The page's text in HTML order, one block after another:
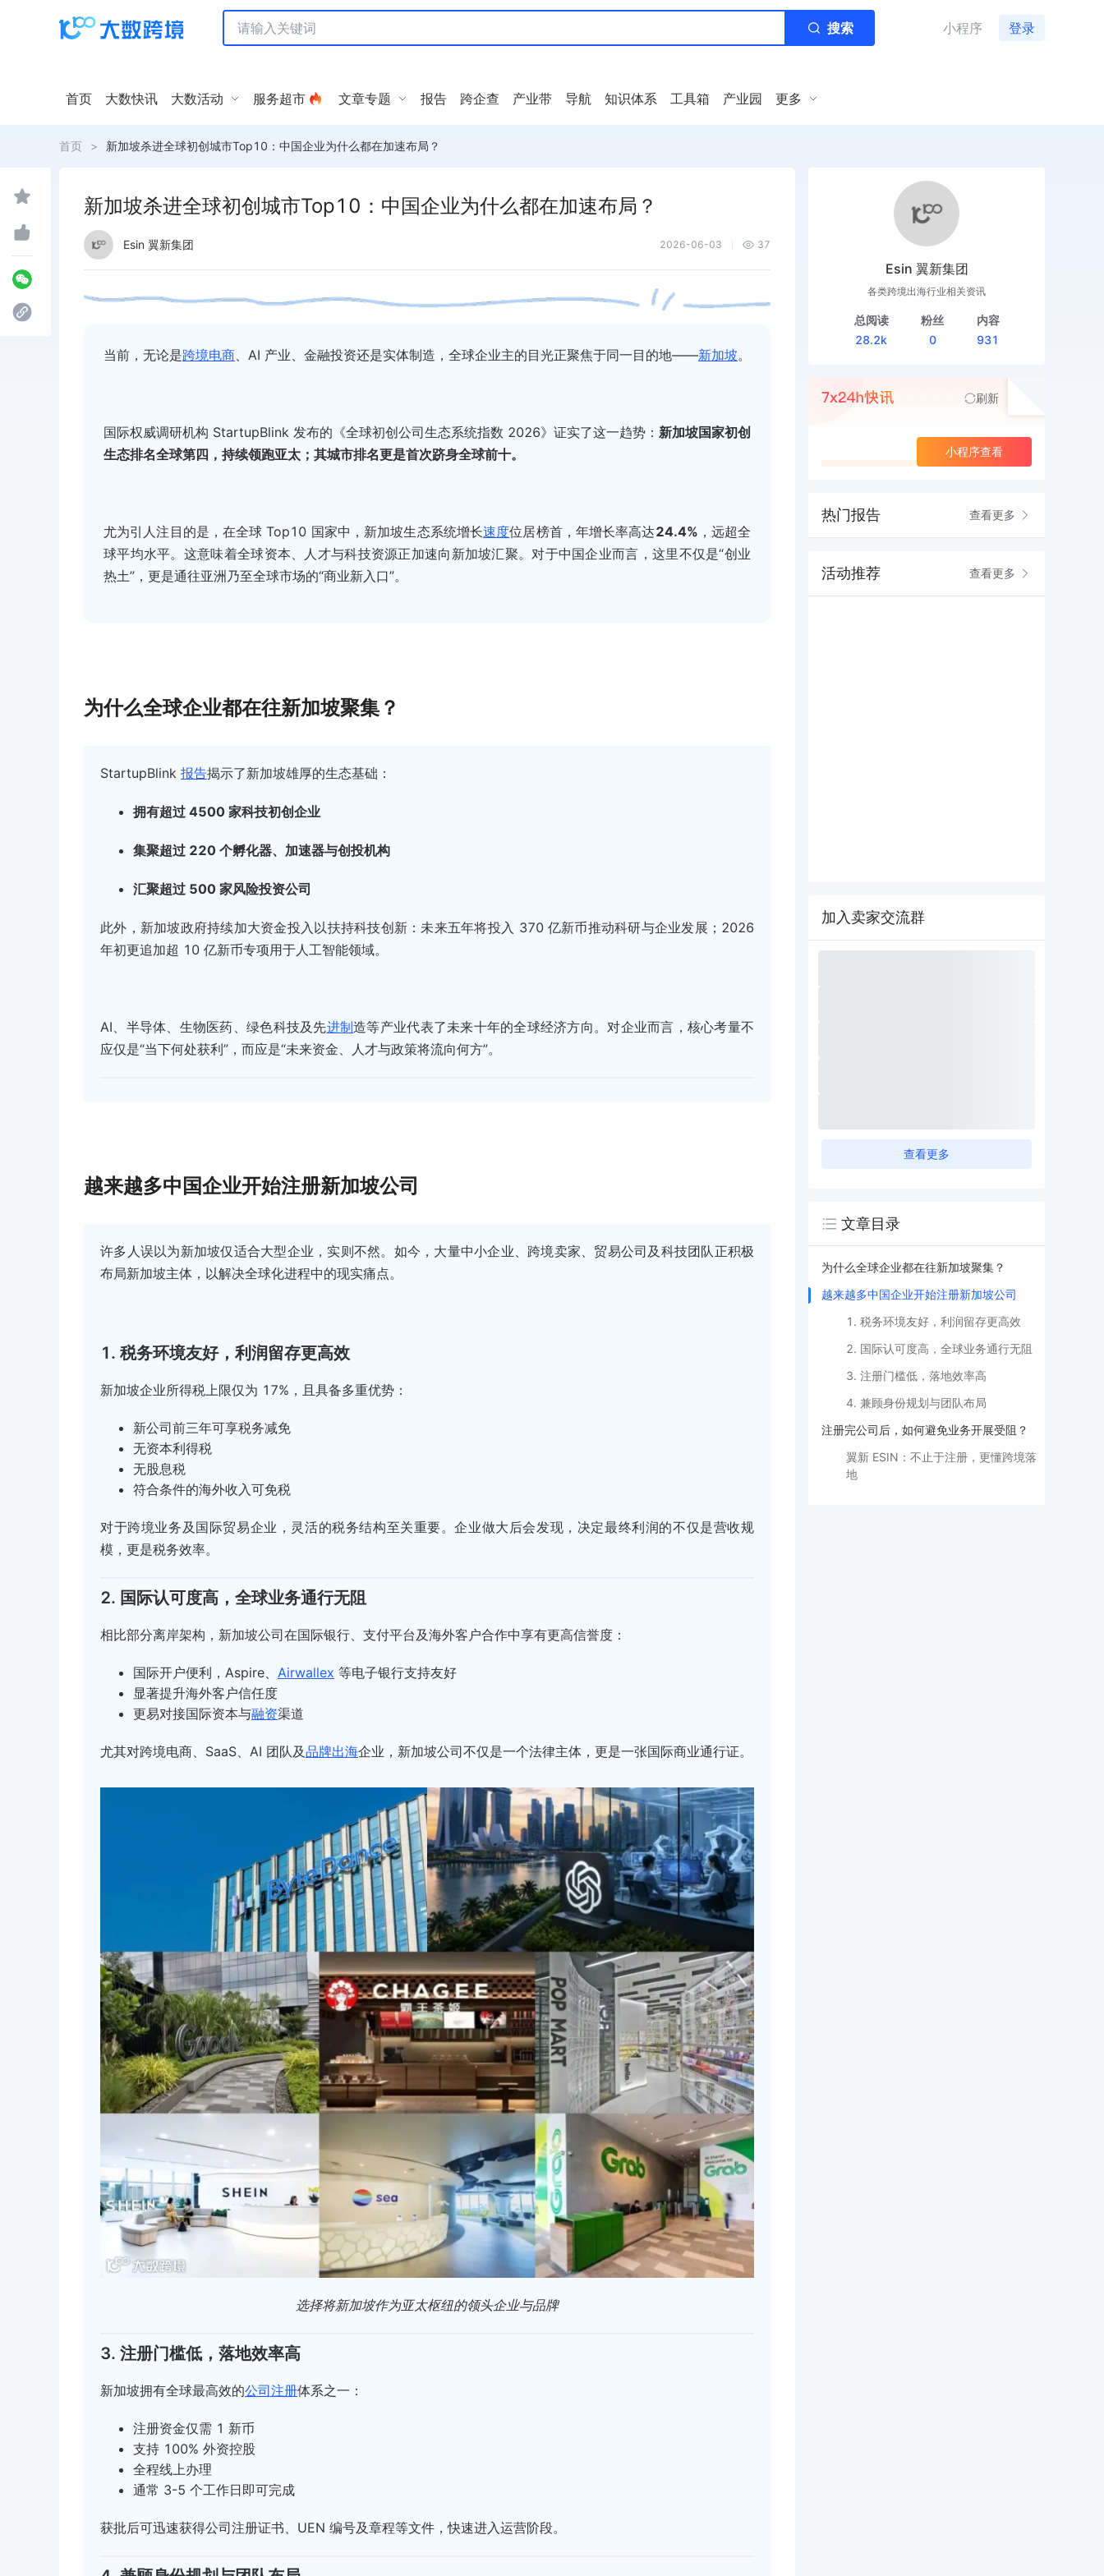
搜索 小程序 登录
首页 大数快讯 大数活动 服务超市 文章专题 报告 跨企查 产业带 导航 知识体系 工具箱 产业园 更多
首页 > 新加坡杀进全球初创城市Top10：中国企业为什么都在加速布局？
新加坡杀进全球初创城市Top10：中国企业为什么都在加速布局？
Esin 翼新集团 2026-06-03 37
当前，无论是跨境电商 、AI 产业、金融投资还是实体制造，全球企业主的目光正聚焦于同一目的地——新加坡。
国际权威调研机构 StartupBlink 发布的《全球初创公司生态系统指数 2026》证实了这一趋势： 新加坡国家初创
生态排名全球第四，持续领跑亚太；其城市排名更是首次跻身全球前十。
尤为引人注目的是，在全球 Top10 国家中，新加坡生态系统增长速度位居榜首，年增长率高达24.4% ，远超全
球平均水平。这意味着全球资本、人才与科技资源正加速向新加坡汇聚。对于中国企业而言，这里不仅是“创业
热土”，更是通往亚洲乃至全球市场的“商业新入口”。
为什么全球企业都在往新加坡聚集？
StartupBlink 报告揭示了新加坡雄厚的生态基础：
拥有超过 4500 家科技初创企业
集聚超过 220 个孵化器、加速器与创投机构
汇聚超过 500 家风险投资公司
此外，新加坡政府持续加大资金投入以扶持科技创新：未来五年将投入 370 亿新币推动科研与企业发展；2026
年初更追加超 10 亿新币专项用于人工智能领域。
AI、半导体、生物医药、绿色科技及先进制造等产业代表了未来十年的全球经济方向。对企业而言，核心考量不
应仅是“当下何处获利”，而应是“未来资金、人才与政策将流向何方”。
越来越多中国企业开始注册新加坡公司
许多人误以为新加坡仅适合大型企业，实则不然。如今，大量中小企业、跨境卖家、贸易公司及科技团队正积极
布局新加坡主体，以解决全球化进程中的现实痛点。
1. 税务环境友好，利润留存更高效
新加坡企业所得税上限仅为 17%，且具备多重优势：
新公司前三年可享税务减免
无资本利得税
无股息税
符合条件的海外收入可免税
对于跨境业务及国际贸易企业，灵活的税务结构至关重要。企业做大后会发现，决定最终利润的不仅是营收规
模，更是税务效率。
2. 国际认可度高，全球业务通行无阻
相比部分离岸架构，新加坡公司在国际银行、支付平台及海外客户合作中享有更高信誉度：
国际开户便利，Aspire、 Airwallex 等电子银行支持友好
显著提升海外客户信任度
更易对接国际资本与融资渠道
尤其对跨境电商、SaaS、AI 团队及品牌出海企业，新加坡公司不仅是一个法律主体，更是一张国际商业通行证。
选择将新加坡作为亚太枢纽的领头企业与品牌
3. 注册门槛低，落地效率高
新加坡拥有全球最高效的公司注册体系之一：
注册资金仅需 1 新币
支持 100% 外资控股
全程线上办理
通常 3-5 个工作日即可完成
获批后可迅速获得公司注册证书、UEN 编号及章程等文件，快速进入运营阶段。
Esin 翼新集团
各类跨境出海行业相关资讯
总阅读
28.2k
粉丝
0
内容
931
刷新
小程序查看
热门报告 查看更多
活动推荐 查看更多
加入卖家交流群
查看更多
文章目录
为什么全球企业都在往新加坡聚集？
越来越多中国企业开始注册新加坡公司
1. 税务环境友好，利润留存更高效
2. 国际认可度高，全球业务通行无阻
3. 注册门槛低，落地效率高
4. 兼顾身份规划与团队布局
注册完公司后，如何避免业务开展受阻？
翼新 ESIN：不止于注册，更懂跨境落
地